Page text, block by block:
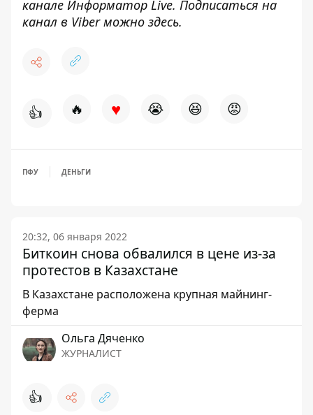
канале Информатор Live. Подписаться на
канал в Viber можно здесь.
👍 🔥 ♥ 😭 😆 😡
ПФУ ДЕНЬГИ
20:32, 06 января 2022
Биткоин снова обвалился в цене из-за
протестов в Казахстане
В Казахстане расположена крупная майнинг-
ферма
Ольга Дяченко
ЖУРНАЛИСТ
👍